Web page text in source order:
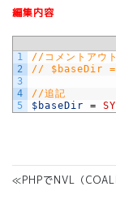
編集内容
1
2
3
4
5
//コメントアウト
// $baseDir =
//追記
$baseDir
=
≪PHPでNVL（